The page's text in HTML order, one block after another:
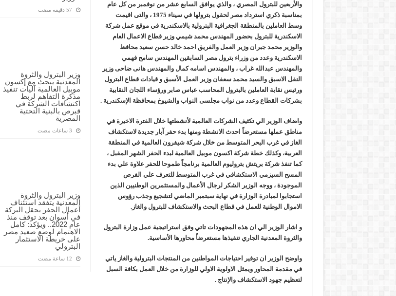
وزير البترول والثروة
المعدنية يبحث مع إكسون
موبيل العالمية آليات تنفيذ
مذكرة التفاهم لربط
اكتشافات الشركة في
قبرص بالبنية التحتية
المصرية
وزير البترول والثروة
المعدنية يتفقد استئناف
أعمال الحفر بحقل البركة
في أسوان بعد توقف منذ
عام 2022.. ويؤكد: كامل
الاهتمام لوضع صعيد مصر
على خريطة الاستثمار
البترولي
والأربعين للبترول المصري ، والذي يوافق السابع عشر من نوفمبر من كل عام
بمناسبة ذكري استرداد مصر لحقول بترولها في سيناء 1975 ، والتى اقيمت
وسط العاملين بالمنطقة الجغرافية البترولية بالاسكندرية في موقع عمل شركة
الاسكندرية للبترول بحضور المهندس محمد شيمي وزير قطاع الاعمال العام
والوزير محمد جبران وزير العمل والفريق احمد خالد حسن سعيد محافظ
الاسكندرية وعدد من وزراء بترول مصر السابقين المهندس سامح فهمي
والمهندس عبدالله غراب ، والمهندس اسامه كمال والمهندس هانى ضاحى وزير
النقل الاسبق والسيد محمد سعفان وزير العمل الأسبق و قيادات قطاع البترول
ورئيس نقابة العاملين بالبترول المحاسب عباس صابر ورؤساء اللجان النقابية
بشركات القطاع وعدد من نواب مجلسى النواب والشيوخ بمحافظة الإسكندرية .
واضاف الوزير الي تكثيف الشركات العالمية لأنشطتها خلال الفترة الاخيرة في
مناطق عملها مستعرضاً احدث الانشطة ومنها بدء حفر آبار جديدة لاستكشاف
الغاز في غرب البحر المتوسط من خلال شركة شيفرون العالمية في المنطقة
العربية، وكذلك خطة شركة اكسون موبيل العالمية لبدء الحفر الشهر المقبل ،
كما تنفذ شركة بريتش بتروليوم العالمية برنامجاً طموحا للحفر علاوة علي بدء
المسح السيزمي الاستكشافي في غرب المتوسط للتعرف علي الفرص
الموجودة ، ووجه الوزير الشكر لرجال الأعمال والمستثمرين الوطنيين الذين
استجابوا لمبادرة الوزارة في نهاية سبتمبر الماضي لتشجيع وجذب رؤوس
الاموال الوطنية للعمل في قطاع البحث والاستكشاف للبترول والغاز.
و اشار الوزير الي ان هذه المجهودات تاتي وفق استراتيجية عمل وزارة البترول
والثروة المعدنية الجاري تنفيذها مستعرضاً محاورها الأساسية.
واوضح الوزير ان توفير احتياجات المواطنين من المنتجات البترولية والغاز ياتي
في مقدمة المحاور ويمثل الاولوية الاولي للوزارة من خلال العمل بكافة السبل
لتعظيم جهود الاستكشاف والإنتاج .